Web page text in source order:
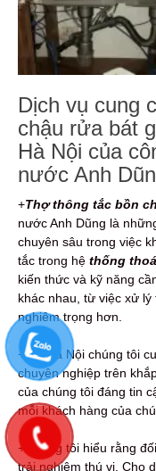
Dịch vụ cung
chậu rửa bát
Hà Nội của
nước Anh
+Thợ thông tắc bồn
nước Anh Dũng là
chuyên sâu trong việc
tắc trong hệ thống
kiến thức và kỹ năng
khác nhau, từ việc xử
nghiêm trọng hơn.
+Tại Hà Nội chúng tôi
chuyên nghiệp trên
của chúng tôi đáng tin
mỗi khách hàng của
+Chúng tôi hiểu rằng
trải nghiệm thú vị. Cho